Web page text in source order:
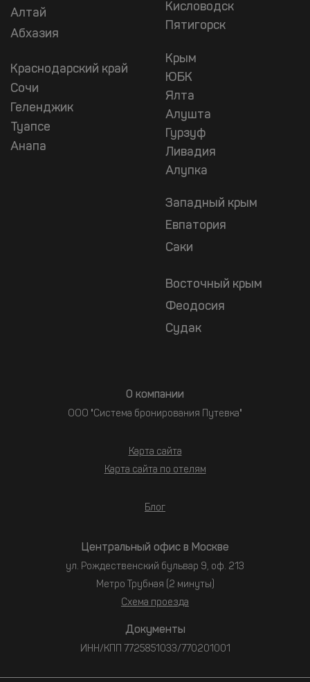
Алтай
Абхазия
Краснодарский край
Сочи
Геленджик
Туапсе
Анапа
Кисловодск
Пятигорск
Крым
ЮБК
Ялта
Алушта
Гурзуф
Ливадия
Алупка
Западный крым
Евпатория
Саки
Восточный крым
Феодосия
Судак
О компании
ООО "Система бронирования Путевка"
Карта сайта
Карта сайта по отелям
Блог
Документы
ИНН/КПП 7725851033/770201001
Центральный офис в Москве
ул. Рождественский бульвар 9, оф. 213
Метро Трубная (2 минуты)
Схема проезда